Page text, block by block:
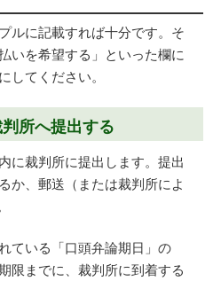
ルに記載すれば十分です。そ
いを希望する」といった欄に
してください。
所へ提出する
に裁判所に提出します。提出
か、郵送（または裁判所によ
ている「口頭弁論期日」の
限までに、裁判所に到着する